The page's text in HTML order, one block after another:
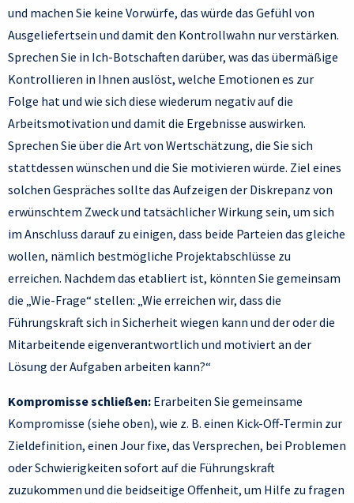
und machen Sie keine Vorwürfe, das würde das Gefühl von
Ausgeliefertsein und damit den Kontrollwahn nur verstärken.
Sprechen Sie in Ich-Botschaften darüber, was das übermäßige
Kontrollieren in Ihnen auslöst, welche Emotionen es zur
Folge hat und wie sich diese wiederum negativ auf die
Arbeitsmotivation und damit die Ergebnisse auswirken.
Sprechen Sie über die Art von Wertschätzung, die Sie sich
stattdessen wünschen und die Sie motivieren würde. Ziel eines
solchen Gespräches sollte das Aufzeigen der Diskrepanz von
erwünschtem Zweck und tatsächlicher Wirkung sein, um sich
im Anschluss darauf zu einigen, dass beide Parteien das gleiche
wollen, nämlich bestmögliche Projektabschlüsse zu
erreichen. Nachdem das etabliert ist, könnten Sie gemeinsam
die „Wie-Frage“ stellen: „Wie erreichen wir, dass die
Führungskraft sich in Sicherheit wiegen kann und der oder die
Mitarbeitende eigenverantwortlich und motiviert an der
Lösung der Aufgaben arbeiten kann?“
Kompromisse schließen: Erarbeiten Sie gemeinsame
Kompromisse (siehe oben), wie z. B. einen Kick-Off-Termin zur
Zieldefinition, einen Jour fixe, das Versprechen, bei Problemen
oder Schwierigkeiten sofort auf die Führungskraft
zuzukommen und die beidseitige Offenheit, um Hilfe zu fragen